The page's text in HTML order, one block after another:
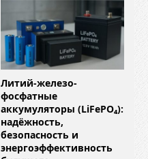
Литий-железо-
фосфатные
аккумуляторы (LiFePO₄):
надёжность,
безопасность и
энергоэффективность